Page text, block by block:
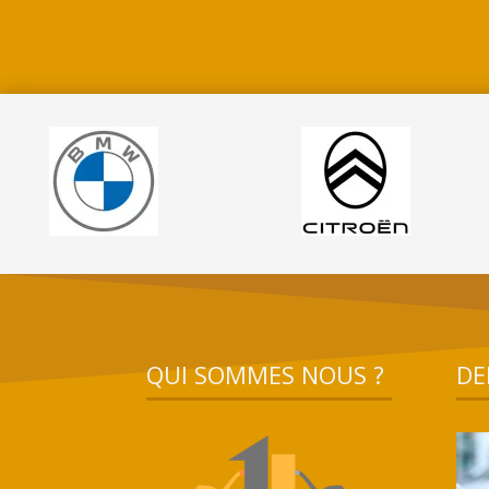
QUI SOMMES NOUS ?